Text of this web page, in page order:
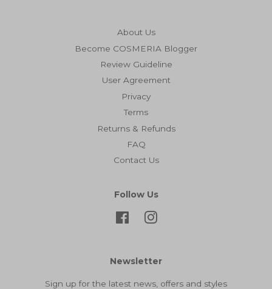
About Us
Become COSMERIA Blogger
Review Guideline
User Agreement
Privacy
Terms
Returns & Refunds
FAQ
Contact Us
Follow Us
FacebookInstagram
Newsletter
Sign up for the latest news, offers and styles